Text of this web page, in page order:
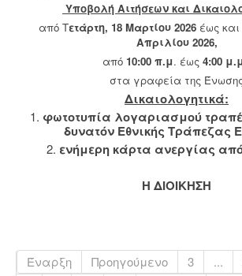
Υποβολή Aιτήσεων και
από Τετάρτη, 18 Μαρτίου 2026 έως
Απριλίου 2026,
από 10:00 π.μ. έως 4:00
στα γραφεία της
Δικαιολογητικά:
1. φωτοτυπία λογαριασμού
δυνατόν Εθνικής Τράπεζας
2. ενήμερη κάρτα ανεργίας
Η ΔΙΟΙΚΗΣΗ
Έναρξη Προηγούμενο 3 ...